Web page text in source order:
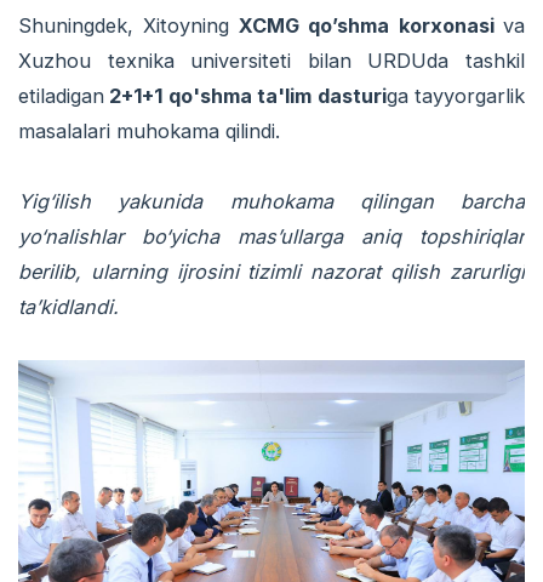
Shuningdek, Xitoyning XCMG qo’shma korxonasiva
Xuzhou texnika universiteti bilan URDUda tashkil
etiladigan 2+1+1 qo'shma ta'lim dasturiga tayyorgarlik
masalalari muhokama qilindi.
Yig‘ilish yakunida muhokama qilingan barcha
yo‘nalishlar bo‘yicha mas’ullarga aniq topshiriqlar
berilib, ularning ijrosini tizimli nazorat qilish zarurligi
ta’kidlandi.